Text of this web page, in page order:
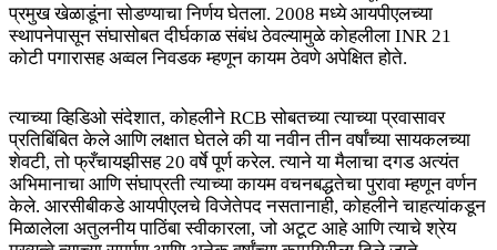
प्रमुख खेळाडूंना सोडण्याचा निर्णय घेतला. 2008 मध्ये आयपीएलच्या
स्थापनेपासून संघासोबत दीर्घकाळ संबंध ठेवल्यामुळे कोहलीला INR 21
कोटी पगारासह अव्वल निवडक म्हणून कायम ठेवणे अपेक्षित होते.
त्याच्या व्हिडिओ संदेशात, कोहलीने RCB सोबतच्या त्याच्या प्रवासावर
प्रतिबिंबित केले आणि लक्षात घेतले की या नवीन तीन वर्षांच्या सायकलच्या
शेवटी, तो फ्रँचायझीसह 20 वर्षे पूर्ण करेल. त्याने या मैलाचा दगड अत्यंत
अभिमानाचा आणि संघाप्रती त्याच्या कायम वचनबद्धतेचा पुरावा म्हणून वर्णन
केले. आरसीबीकडे आयपीएलचे विजेतेपद नसतानाही, कोहलीने चाहत्यांकडून
मिळालेला अतुलनीय पाठिंबा स्वीकारला, जो अटूट आहे आणि त्याचे श्रेय